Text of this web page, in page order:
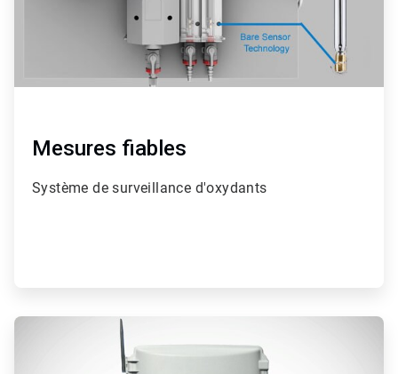
Mesures fiables
Système de surveillance d'oxydants
ArticleTile